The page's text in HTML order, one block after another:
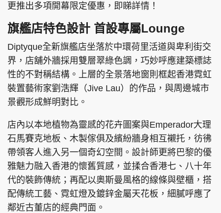
更推出多項開幕限定優惠，即睇詳情！
旗艦店特色設計 首設專屬Lounge
Diptyque全新旗艦店坐落於中環荷里活道與卑利街交
界，店舖外牆採用雙層翠綠色調，巧妙呼應建築標誌
性的不對稱結構。上層的全景落地窗則框起香港霓虹
裝置藝術家劉浩輝（Jive Lau）的作品，與周邊城市
景觀形成鮮明對比。
店內以本地植物為靈感的花卉圖案與Emperador大理
石馬賽克地板、木製傢俱及繽紛牆身相互襯托，彷彿
帶領客人進入另一個奇幻空間。設計師更將巴黎的優
雅魅力融入香港的懷舊質感，並揉合香港七、八十年
代的裝飾傳統；再配以奧斯曼風格的線條與壁櫃，搭
配傳統工藝、霓虹燈及鍍鋅金屬天花板，細膩呼應了
鄰近古董店的經典門面。